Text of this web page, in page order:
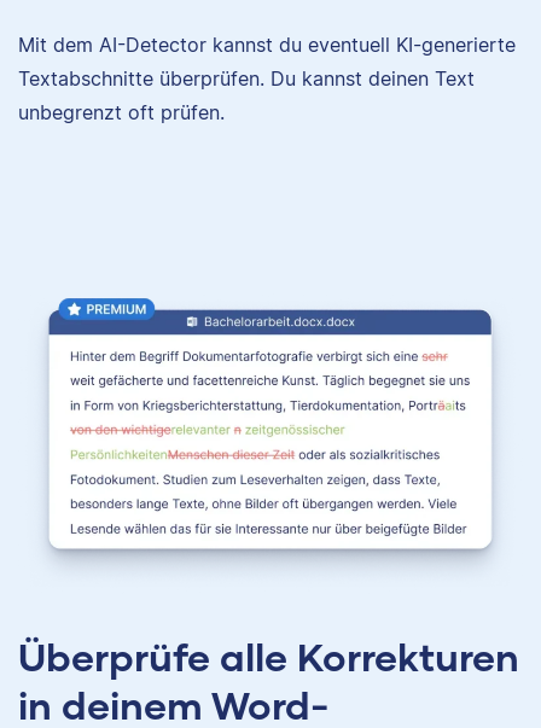
Mit dem AI-Detector kannst du eventuell KI-generierte
Textabschnitte überprüfen. Du kannst deinen Text
unbegrenzt oft prüfen.
Überprüfe alle Korrekturen
in deinem Word-